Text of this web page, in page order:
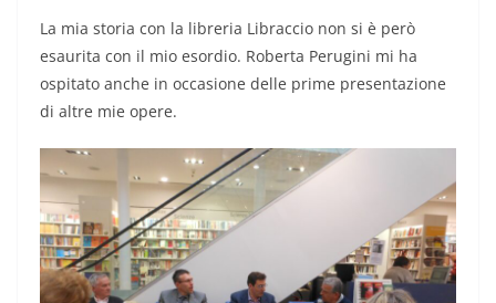
La mia storia con la libreria Libraccio non si è però
esaurita con il mio esordio. Roberta Perugini mi ha
ospitato anche in occasione delle prime presentazione
di altre mie opere.